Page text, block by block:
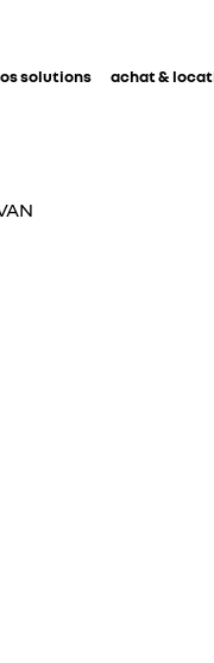
solutions achat &